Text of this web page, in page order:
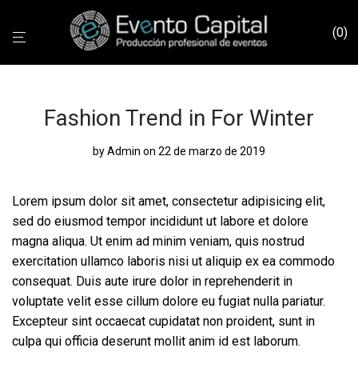
0
Fashion Trend in For Winter
byAdmin on 22 de marzo de 2019
Lorem ipsum dolor sit amet, consectetur adipisicing elit,
sed do eiusmod tempor incididunt ut labore et dolore
magna aliqua. Ut enim ad minim veniam, quis nostrud
exercitation ullamco laboris nisi ut aliquip ex ea commodo
consequat. Duis aute irure dolor in reprehenderit in
voluptate velit esse cillum dolore eu fugiat nulla pariatur.
Excepteur sint occaecat cupidatat non proident, sunt in
culpa qui officia deserunt mollit anim id est laborum.